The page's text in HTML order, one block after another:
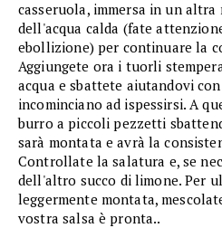
casseruola, immersa in un
dell'acqua calda (fate
ebollizione) per continuare la
Aggiungete ora i tuorli
acqua e sbattete aiutandovi
incominciano ad ispessirsi. A
burro a piccoli pezzetti
sarà montata e avrà la
Controllate la salatura e, se
dell'altro succo di limone. Per
leggermente montata,
vostra salsa è pronta..